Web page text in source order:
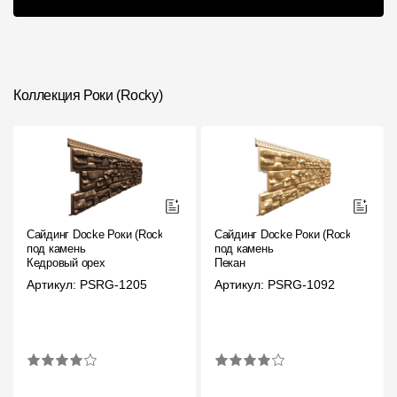
Коллекция Роки (Rocky)
Сайдинг Docke Роки (Rocky)
под камень
Кедровый орех
Артикул: PSRG-1205
Сайдинг Docke Роки (Rocky)
под камень
Пекан
Артикул: PSRG-1092